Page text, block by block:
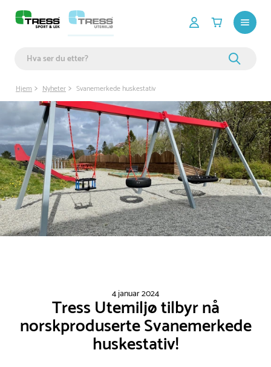
Hjem Nyheter Svanemerkede huskestativ
4 januar 2024
Tress Utemiljø tilbyr nå
norskproduserte Svanemerkede
huskestativ!